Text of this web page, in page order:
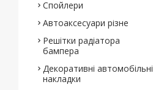
Спойлери
Автоаксесуари різне
Решітки радіатора
бампера
Декоративні автомобільні
накладки